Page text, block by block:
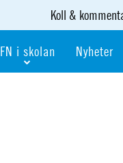
Koll &
FN i skolan Nyheter